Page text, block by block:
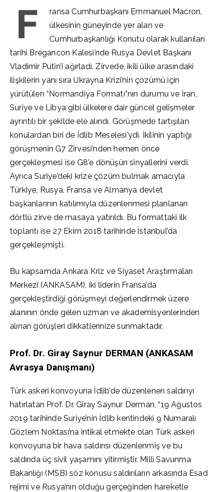
F
ransa Cumhurbaşkanı Emmanuel Macron,
ülkesinin güneyinde yer alan ve
Cumhurbaşkanlığı Konutu olarak kullanılan
tarihi Bregancon Kalesi’nde Rusya Devlet Başkanı
Vladimir Putin’i ağırladı. Zirvede, ikili ülke arasındaki
ilişkilerin yanı sıra Ukrayna Krizi’nin çözümü için
yürütülen “Normandiya Formatı”nın durumu ve İran,
Suriye ve Libya gibi ülkelere dair güncel gelişmeler
ayrıntılı bir şekilde ele alındı. Görüşmede tartışılan
konulardan biri de İdlib Meselesi’ydi. İkilinin yaptığı
görüşmenin G7 Zirvesi’nden hemen önce
gerçekleşmesi ise G8’e dönüşün sinyallerini verdi.
Ayrıca Suriye’deki krize çözüm bulmak amacıyla
Türkiye, Rusya, Fransa ve Almanya devlet
başkanlarının katılımıyla düzenlenmesi planlanan
dörtlü zirve de masaya yatırıldı. Bu formattaki ilk
toplantı ise 27 Ekim 2018 tarihinde İstanbul’da
gerçekleşmişti.
Bu kapsamda Ankara Kriz ve Siyaset Araştırmaları
Merkezi (ANKASAM), iki liderin Fransa’da
gerçekleştirdiği görüşmeyi değerlendirmek üzere
alanının önde gelen uzman ve akademisyenlerinden
alınan görüşleri dikkatlerinize sunmaktadır.
Prof. Dr. Giray Saynur DERMAN (ANKASAM
Avrasya Danışmanı)
Türk askeri konvoyuna İdlib’de düzenlenen saldırıyı
hatırlatan Prof. Dr. Giray Saynur Derman, “19 Ağustos
2019 tarihinde Suriye’nin İdlib kentindeki 9 Numaralı
Gözlem Noktası’na intikal etmekte olan Türk askeri
konvoyuna bir hava saldırısı düzenlenmiş ve bu
saldırıda üç sivil yaşamını yitirmiştir. Millî Savunma
Bakanlığı (MSB) söz konusu saldırıların arkasında Esad
rejimi ve Rusya’nın olduğu gerçeğinden hareketle